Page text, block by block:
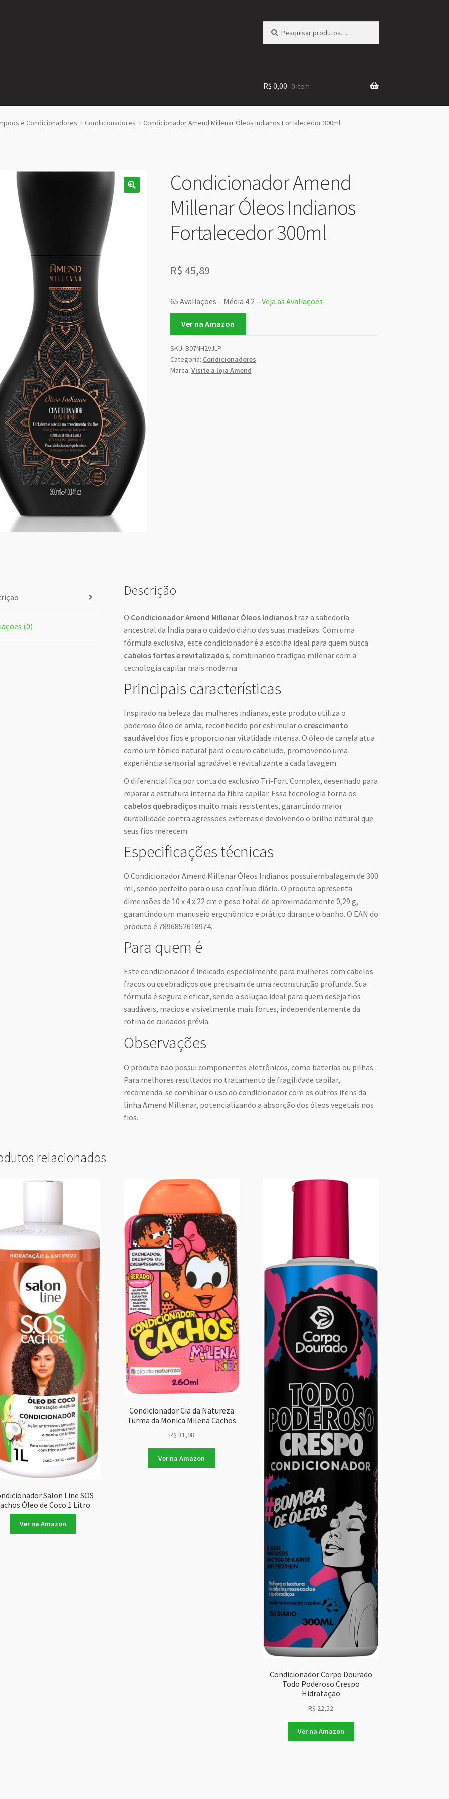
por:
R$ 0,00 0 item
e Condicionadores Condicionadores Condicionador Amend Millenar Óleos Indianos Fortalecedor 300ml
Condicionador Amend
Millenar Óleos Indianos
Fortalecedor 300ml
R$ 45,89
65 Avaliações – Média 4.2 – Veja as Avaliações
Ver na Amazon
SKU: B07NH2VJLP
Categoria: Condicionadores
Marca: Visite a loja Amend
(0)
Descrição
O Condicionador Amend Millenar Óleos Indianos traz a sabedoria
ancestral da Índia para o cuidado diário das suas madeixas. Com uma
fórmula exclusiva, este condicionador é a escolha ideal para quem busca
cabelos fortes e revitalizados, combinando tradição milenar com a
tecnologia capilar mais moderna.
Principais características
Inspirado na beleza das mulheres indianas, este produto utiliza o
poderoso óleo de amla, reconhecido por estimular o crescimento
saudáveldos fios e proporcionar vitalidade intensa. O óleo de canela atua
como um tônico natural para o couro cabeludo, promovendo uma
experiência sensorial agradável e revitalizante a cada lavagem.
O diferencial fica por conta do exclusivo Tri-Fort Complex, desenhado para
reparar a estrutura interna da fibra capilar. Essa tecnologia torna os
cabelos quebradiços muito mais resistentes, garantindo maior
durabilidade contra agressões externas e devolvendo o brilho natural que
seus fios merecem.
Especificações técnicas
O Condicionador Amend Millenar Óleos Indianos possui embalagem de 300
ml, sendo perfeito para o uso contínuo diário. O produto apresenta
dimensões de 10 x 4 x 22 cm e peso total de aproximadamente 0,29 g,
garantindo um manuseio ergonômico e prático durante o banho. O EAN do
produto é 7896852618974.
Para quem é
Este condicionador é indicado especialmente para mulheres com cabelos
fracos ou quebradiços que precisam de uma reconstrução profunda. Sua
fórmula é segura e eficaz, sendo a solução ideal para quem deseja fios
saudáveis, macios e visivelmente mais fortes, independentemente da
rotina de cuidados prévia.
Observações
O produto não possui componentes eletrônicos, como baterias ou pilhas.
Para melhores resultados no tratamento de fragilidade capilar,
recomenda-se combinar o uso do condicionador com os outros itens da
linha Amend Millenar, potencializando a absorção dos óleos vegetais nos
fios.
relacionados
Salon Line SOS
Óleo de Coco 1 Litro
Ver na Amazon
Condicionador Cia da Natureza
Turma da Monica Milena Cachos
R$ 31,98
Ver na Amazon
Condicionador Corpo Dourado
Todo Poderoso Crespo
Hidratação
R$ 22,52
Ver na Amazon